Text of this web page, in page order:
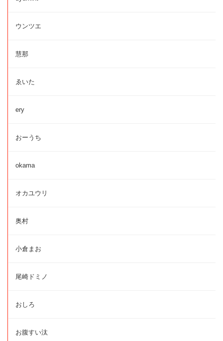
ウンツエ
慧那
ゑいた
ery
おーうち
okama
オカユウリ
奥村
小倉まお
尾崎ドミノ
おしろ
お腹すい汰